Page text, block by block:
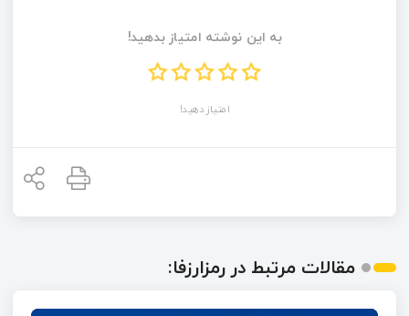
به این نوشته امتیاز بدهید!
امتیاز دهید!
مقالات مرتبط در رمزارزفا: